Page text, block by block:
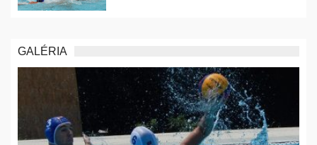
GALÉRIA